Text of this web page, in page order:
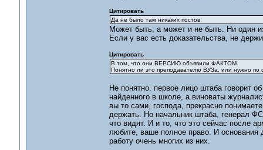
Цитировать
Да не было там никаких постов.
Может быть, а может и не быть. Ни один
Если у вас есть доказательства, не
Цитировать
В том, что они ВЕРСИЮ объявили ФАКТОМ.
Понятно ли это преподавателю ВУЗа, или нужно по
Не понятно. первое лицо штаба говорит
найденного в школе, а виноваты
вы то сами, господа, прекрасно
держать. Но начальник штаба, генерал
что видят. И и то, что это сейчас после
любите, ваше полное право. И основания
работу очень многих из них.